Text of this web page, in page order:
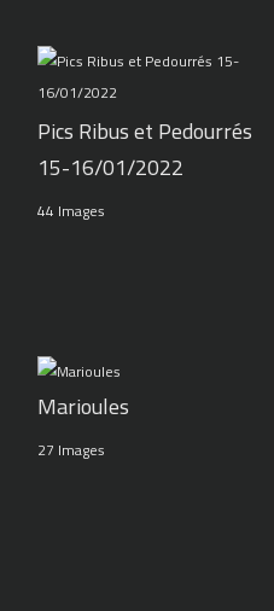
Pics Ribus et Pedourrés
15-16/01/2022
44 Images
Marioules
27 Images